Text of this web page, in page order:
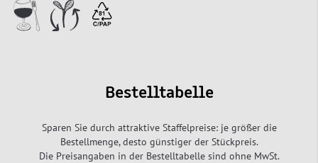
Bestelltabelle
Sparen Sie durch attraktive Staffelpreise: je größer die
Bestellmenge, desto günstiger der Stückpreis.
Die Preisangaben in der Bestelltabelle sind ohne MwSt.